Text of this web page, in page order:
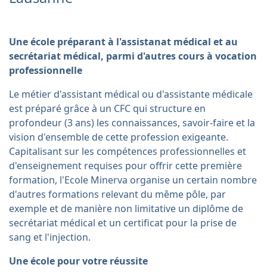
Une école préparant à l'assistanat médical et au
secrétariat médical, parmi d'autres cours à vocation
professionnelle
Le métier d'assistant médical ou d'assistante médicale
est préparé grâce à un CFC qui structure en
profondeur (3 ans) les connaissances, savoir-faire et la
vision d'ensemble de cette profession exigeante.
Capitalisant sur les compétences professionnelles et
d'enseignement requises pour offrir cette première
formation, l'Ecole Minerva organise un certain nombre
d'autres formations relevant du même pôle, par
exemple et de manière non limitative un diplôme de
secrétariat médical et un certificat pour la prise de
sang et l'injection.
Une école pour votre réussite